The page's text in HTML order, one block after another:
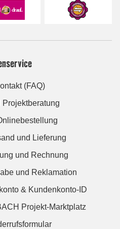
(FAQ)
und Lieferung
und Rechnung
und Reklamation
& Kundenkonto-ID
Projekt-Marktplatz